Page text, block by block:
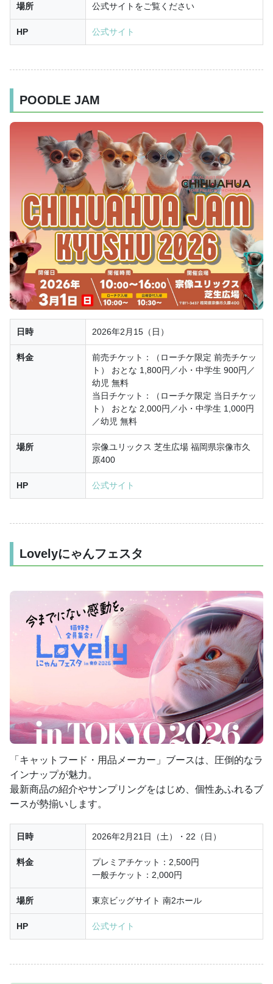
場所 公式サイトをご覧ください
HP 公式サイト
POODLE JAM
日時 2026年2月15（日）
料金
前売チケット：（ローチケ限定 前売チケッ
ト） おとな 1,800円／小・中学生 900円／
幼児 無料
当日チケット：（ローチケ限定 当日チケッ
ト） おとな 2,000円／小・中学生 1,000円
／幼児 無料
場所
宗像ユリックス 芝生広場 福岡県宗像市久
原400
HP 公式サイト
Lovelyにゃんフェスタ
「キャットフード・用品メーカー」ブースは、圧倒的なラ
インナップが魅力。
最新商品の紹介やサンプリングをはじめ、個性あふれるブ
ースが勢揃いします。
日時 2026年2月21日（土）・22（日）
料金
プレミアチケット：2,500円
一般チケット：2,000円
場所 東京ビッグサイト 南2ホール
HP 公式サイト